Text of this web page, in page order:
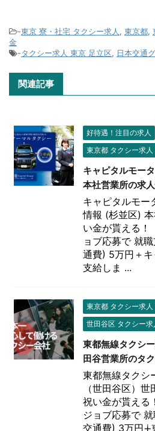
-東京 寮・社宅 タクシー求人 , 東京都,
金
-タクシー求人 東京 足立区, 日本交通
関連記事
好待遇！注目の求人
東京都 タクシー求
キャピタルモー
本社営業所の求
キャピタルモー
情報 (杉並区)
い金が貰える！
ョブ応募で 就
通費) 5万円＋
支給しま ...
東京都 タクシー求
世田谷区 タクシー求
東都無線タクシ
田谷営業所のタ
東都無線タクシ
（世田谷区）
祝い金が貰える
ジョブ応募で
交通費) 3万円∔